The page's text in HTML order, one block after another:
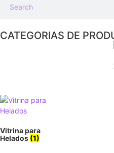
CATEGORIAS DE
Vitrina para
Helados (1)